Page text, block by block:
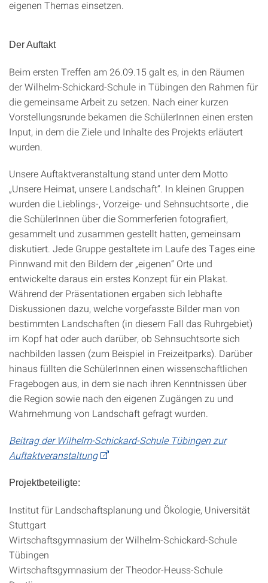
eigenen Themas einsetzen.
Der Auftakt
Beim ersten Treffen am 26.09.15 galt es, in den Räumen
der Wilhelm-Schickard-Schule in Tübingen den Rahmen für
die gemeinsame Arbeit zu setzen. Nach einer kurzen
Vorstellungsrunde bekamen die SchülerInnen einen ersten
Input, in dem die Ziele und Inhalte des Projekts erläutert
wurden.
Unsere Auftaktveranstaltung stand unter dem Motto
„Unsere Heimat, unsere Landschaft“. In kleinen Gruppen
wurden die Lieblings-, Vorzeige- und Sehnsuchtsorte , die
die SchülerInnen über die Sommerferien fotografiert,
gesammelt und zusammen gestellt hatten, gemeinsam
diskutiert. Jede Gruppe gestaltete im Laufe des Tages eine
Pinnwand mit den Bildern der „eigenen“ Orte und
entwickelte daraus ein erstes Konzept für ein Plakat.
Während der Präsentationen ergaben sich lebhafte
Diskussionen dazu, welche vorgefasste Bilder man von
bestimmten Landschaften (in diesem Fall das Ruhrgebiet)
im Kopf hat oder auch darüber, ob Sehnsuchtsorte sich
nachbilden lassen (zum Beispiel in Freizeitparks). Darüber
hinaus füllten die SchülerInnen einen wissenschaftlichen
Fragebogen aus, in dem sie nach ihren Kenntnissen über
die Region sowie nach den eigenen Zugängen zu und
Wahrnehmung von Landschaft gefragt wurden.
Beitrag der Wilhelm-Schickard-Schule Tübingen zur
Auftaktveranstaltung
Projektbeteiligte:
Institut für Landschaftsplanung und Ökologie, Universität
Stuttgart
Wirtschaftsgymnasium der Wilhelm-Schickard-Schule
Tübingen
Wirtschaftsgymnasium der Theodor-Heuss-Schule